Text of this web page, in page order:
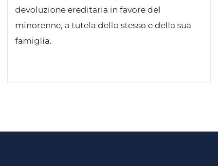
devoluzione ereditaria in favore del
minorenne, a tutela dello stesso e della sua
famiglia.